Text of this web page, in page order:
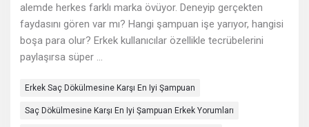
Sorular
alemde herkes farklı marka övüyor. Deneyip gerçekten
faydasını gören var mı? Hangi şampuan işe yarıyor, hangisi
boşa para olur? Erkek kullanıcılar özellikle tecrübelerini
paylaşırsa süper ...
Erkek Saç Dökülmesine Karşı En Iyi Şampuan
Saç Dökülmesine Karşı En Iyi Şampuan Erkek Yorumları